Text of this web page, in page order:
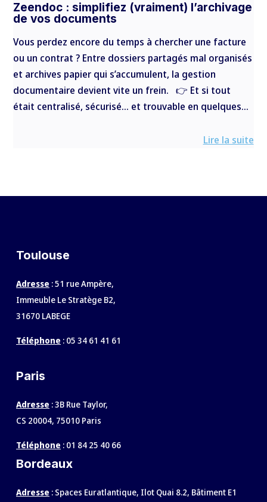
Zeendoc : simplifiez (vraiment) l’archivage
de vos documents
Vous perdez encore du temps à chercher une facture
ou un contrat ? Entre dossiers partagés mal organisés
et archives papier qui s’accumulent, la gestion
documentaire devient vite un frein. 👉 Et si tout
était centralisé, sécurisé… et trouvable en quelques...
Lire la suite
Toulouse
Adresse : 51 rue Ampère,
Immeuble Le Stratège B2,
31670 LABEGE
Téléphone : 05 34 61 41 61
Paris
Adresse : 3B Rue Taylor,
CS 20004, 75010 Paris
Téléphone : 01 84 25 40 66
Bordeaux
Adresse : Spaces Euratlantique, Ilot Quai 8.2, Bâtiment E1